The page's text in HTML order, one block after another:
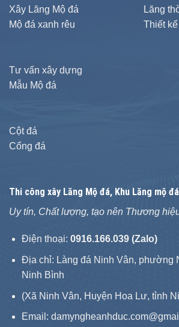
Xây Lăng Mộ đá
Mộ đá xanh rêu
Lăng
Thiết
Tư vấn xây dựng
Mẫu Mộ đá
Cột đá
Cổng đá
Thi công xây Lăng Mộ đá, Khu Lăng mộ
Uy tín, Chất lượng, tạo nên Thương
Điện thoại: 0916.166.039 (Zalo)
Địa chỉ: Làng đá Ninh Vân, phường
Ninh Bình
(Xã Ninh Vân, Huyện Hoa Lư, tỉnh
Email: